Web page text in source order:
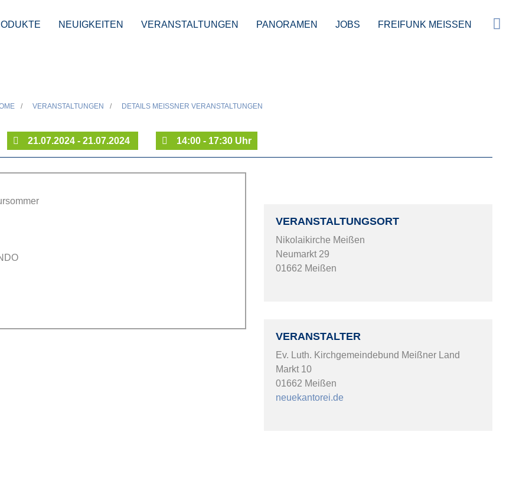
NEUIGKEITEN VERANSTALTUNGEN PANORAMEN JOBS FREIFUNK MEISSEN
/ VERANSTALTUNGEN / DETAILS MEISSNER VERANSTALTUNGEN
21.07.2024 - 21.07.2024 14:00 - 17:30 Uhr
VERANSTALTUNGSORT
Nikolaikirche Meißen
Neumarkt 29
01662 Meißen
VERANSTALTER
Ev. Luth. Kirchgemeindebund Meißner Land
Markt 10
01662 Meißen
neuekantorei.de